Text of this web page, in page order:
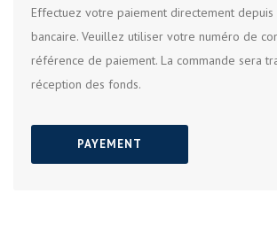
Effectuez votre paiement directement
bancaire. Veuillez utiliser votre numéro de
référence de paiement. La commande sera
réception des fonds.
PAYEMENT